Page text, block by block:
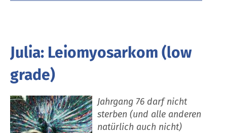
Julia: Leiomyosarkom (low
grade)
Jahrgang 76 darf nicht
sterben (und alle anderen
natürlich auch nicht)